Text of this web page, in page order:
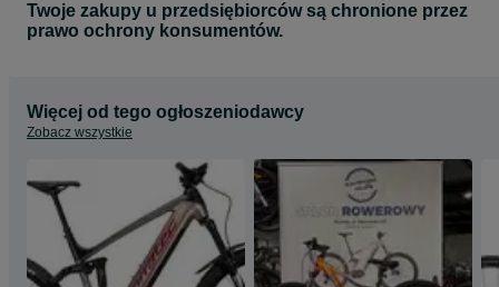
Twoje zakupy u przedsiębiorców są chronione przez
prawo ochrony konsumentów.
Więcej od tego ogłoszeniodawcy
Zobacz wszystkie